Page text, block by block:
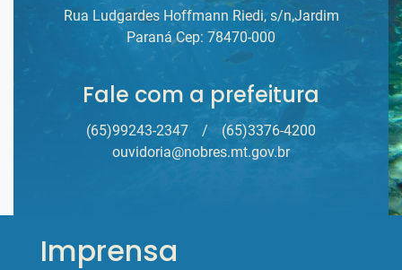
Rua Ludgardes Hoffmann Riedi, s/n,Jardim
Paraná Cep: 78470-000
Fale com a prefeitura
(65)99243-2347 /
(65)3376-4200
ouvidoria@nobres.mt.gov.br
Imprensa